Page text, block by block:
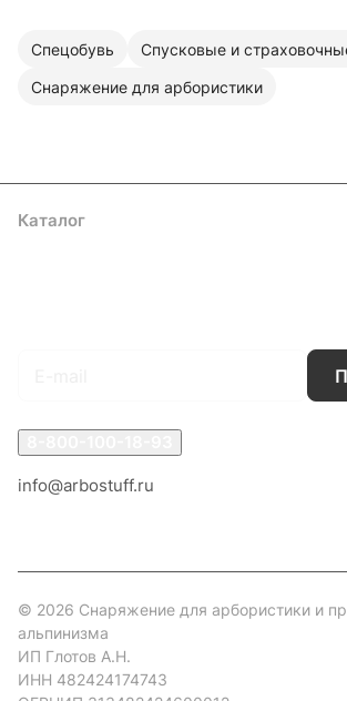
Спецобувь
Спусковые и
Снаряжение для арбористики
Каталог
info@arbostuff.ru
© 2026 Снаряжение для арбористики и
альпинизма
ИП Глотов А.Н.
ИНН 482424174743